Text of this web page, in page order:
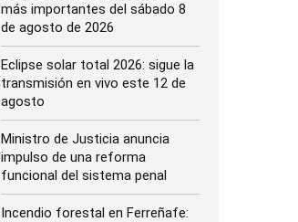
más importantes del sábado 8
de agosto de 2026
Eclipse solar total 2026: sigue la
transmisión en vivo este 12 de
agosto
Ministro de Justicia anuncia
impulso de una reforma
funcional del sistema penal
Incendio forestal en Ferreñafe: